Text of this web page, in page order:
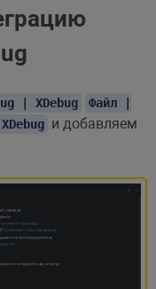
| XDebug
Файл |
и добавляем